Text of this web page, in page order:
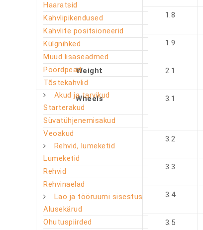
Haaratsid
Kahvlipikendused
Kahvlite positsioneerid
Külgnihked
Muud lisaseadmed
Pöördpead
Tõstekahvlid
Akud ja tarvikud
Starterakud
Süvatühjenemisakud
Veoakud
Rehvid, lumeketid
Lumeketid
Rehvid
Rehvinaelad
Lao ja tööruumi sisestus
Alusekärud
Ohutuspiirded
1.8
1.9
Weight 2.1
Wheels 3.1
3.2
3.3
3.4
3.5